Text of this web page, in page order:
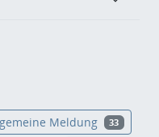
Meldung 33